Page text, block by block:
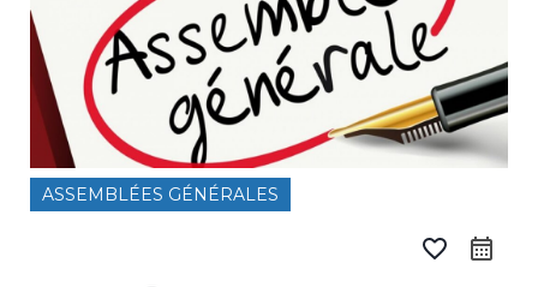
ASSEMBLÉES GÉNÉRALES
favorite_border calendar_month